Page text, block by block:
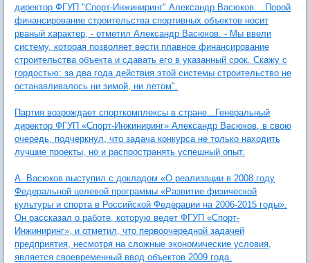
директор ФГУП "Спорт-Инжиниринг" Александр Васюков. ..Порой
финансирование строительства спортивных объектов носит
рваный характер, - отметил Александр Васюков. - Мы ввели
систему, которая позволяет вести плавное финансирование
строительства объекта и сдавать его в указанный срок. Скажу с
гордостью: за два года действия этой системы строительство не
останавливалось ни зимой, ни летом".
Партия возрождает спорткомплексы в стране...Генеральный
директор ФГУП «Спорт-Инжиниринг» Александр Васюков, в свою
очередь, подчеркнул, что задача конкурса не только находить
лучшие проекты, но и распространять успешный опыт.
А. Васюков выступил с докладом «О реализации в 2008 году
Федеральной целевой программы «Развитие физической
культуры и спорта в Российской Федерации на 2006-2015 годы».
Он рассказал о работе, которую ведет ФГУП «Спорт-
Инжиниринг», и отметил, что первоочередной задачей
предприятия, несмотря на сложные экономические условия,
является своевременный ввод объектов 2009 года.